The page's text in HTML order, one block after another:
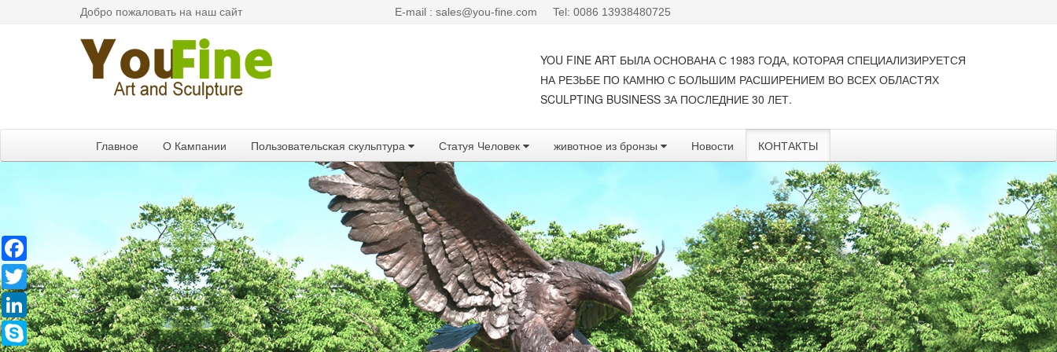
Добро пожаловать на наш сайт E-mail : sales@you-fine.com Tel: 0086 13938480725
YOU FINE ART БЫЛА ОСНОВАНА С 1983 ГОДА, КОТОРАЯ СПЕЦИАЛИЗИРУЕТСЯ
НА РЕЗЬБЕ ПО КАМНЮ С БОЛЬШИМ РАСШИРЕНИЕМ ВО ВСЕХ ОБЛАСТЯХ
SCULPTING BUSINESS ЗА ПОСЛЕДНИЕ 30 ЛЕТ.
Главное О Кампании Пользовательская скульптура Статуя Человек животное из бронзы Новости КОНТАКТЫ
Twitter
LinkedIn
Skype